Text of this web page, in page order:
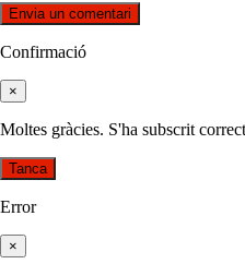
Confirmació
×
Moltes gràcies. S'ha subscrit
Tanca
Error
×